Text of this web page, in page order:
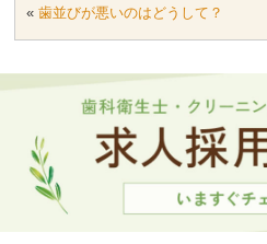
«歯並びが悪いのはどうして？